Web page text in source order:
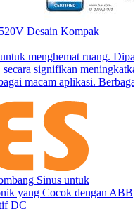
Desain Kompak
menghemat ruang.
signifikan
macam aplikasi. Berbagai
Sinus untuk
yang Cocok dengan ABB
DC